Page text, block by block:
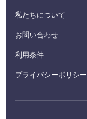
私たちについて
お問い合わせ
利用条件
プライバシーポリシー